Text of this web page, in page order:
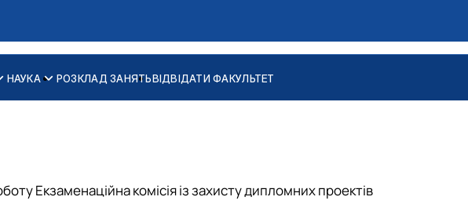
Машинобудування
Машинобудування
НАУКА РОЗКЛАД ЗАНЯТЬВІДВІДАТИ ФАКУЛЬТЕТ
Екзаменаційна комісія із захисту дипломних проектів